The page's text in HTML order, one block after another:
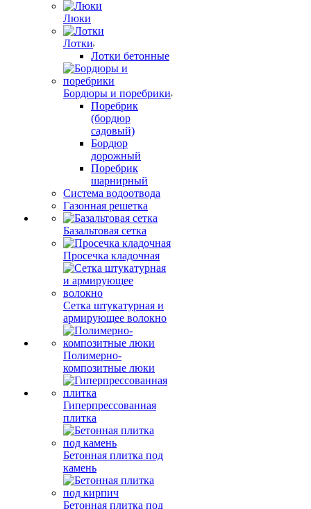
Люки
Лотки
Лотки бетонные
Бордюры и поребрики
Поребрик
(бордюр
садовый)
Бордюр
дорожный
Поребрик
шарнирный
Система водоотвода
Газонная решетка
Базальтовая сетка
Просечка кладочная
Сетка штукатурная и
армирующее волокно
Полимерно-
композитные люки
Гиперпрессованная
плитка
Бетонная плитка под
камень
Бетонная плитка под